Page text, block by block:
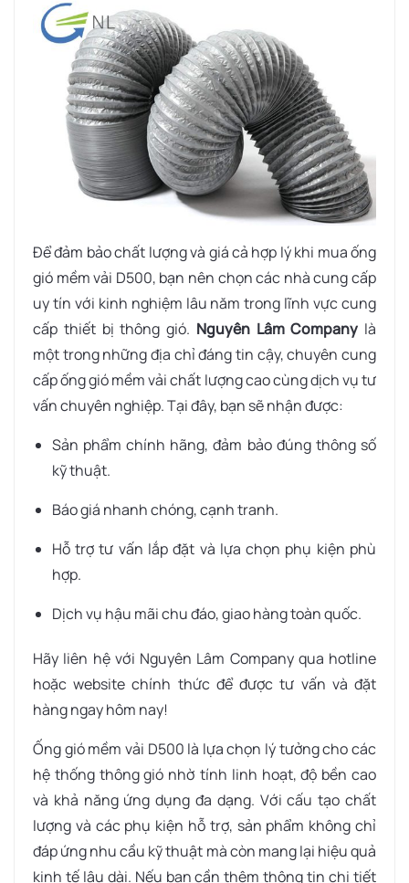
Để đảm bảo chất lượng và giá cả hợp lý khi mua ống
gió mềm vải D500, bạn nên chọn các nhà cung cấp
uy tín với kinh nghiệm lâu năm trong lĩnh vực cung
cấp thiết bị thông gió. Nguyên Lâm Company là
một trong những địa chỉ đáng tin cậy, chuyên cung
cấp ống gió mềm vải chất lượng cao cùng dịch vụ tư
vấn chuyên nghiệp. Tại đây, bạn sẽ nhận được:
Sản phẩm chính hãng, đảm bảo đúng thông số
kỹ thuật.
Báo giá nhanh chóng, cạnh tranh.
Hỗ trợ tư vấn lắp đặt và lựa chọn phụ kiện phù
hợp.
Dịch vụ hậu mãi chu đáo, giao hàng toàn quốc.
Hãy liên hệ với Nguyên Lâm Company qua hotline
hoặc website chính thức để được tư vấn và đặt
hàng ngay hôm nay!
Ống gió mềm vải D500 là lựa chọn lý tưởng cho các
hệ thống thông gió nhờ tính linh hoạt, độ bền cao
và khả năng ứng dụng đa dạng. Với cấu tạo chất
lượng và các phụ kiện hỗ trợ, sản phẩm không chỉ
đáp ứng nhu cầu kỹ thuật mà còn mang lại hiệu quả
kinh tế lâu dài. Nếu bạn cần thêm thông tin chi tiết